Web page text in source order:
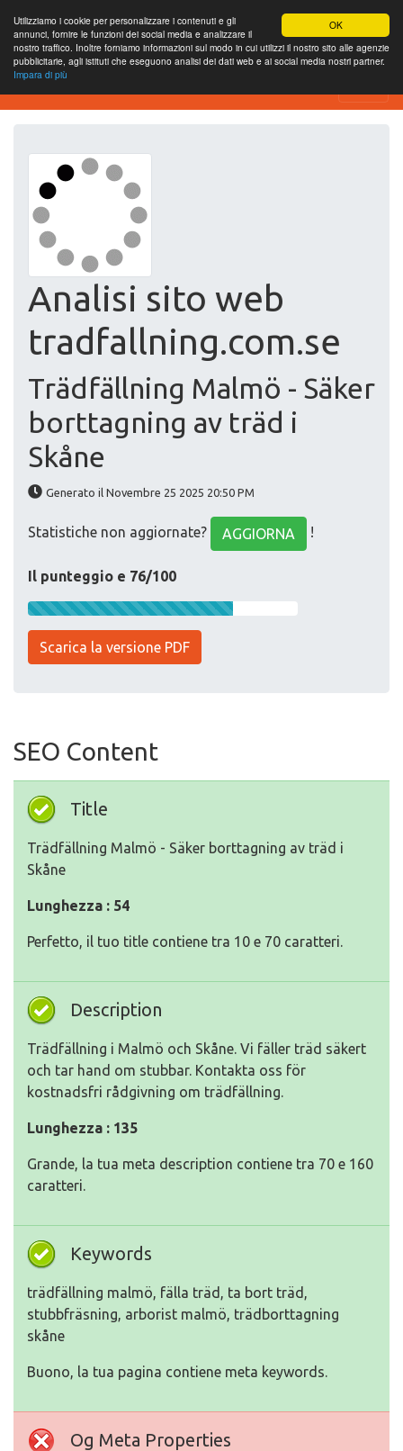
OK
Utilizziamo i cookie per personalizzare i contenuti e gli
annunci, fornire le funzioni dei social media e analizzare il
nostro traffico. Inoltre forniamo informazioni sul modo in cui utilizzi il nostro sito alle agenzie
pubblicitarie, agli istituti che eseguono analisi dei dati web e ai social media nostri partner.
Impara di più
Free SEO Testing Tool
Analisi sito web
tradfallning.com.se
Trädfällning Malmö - Säker
borttagning av träd i
Skåne
Generato il Novembre 25 2025 20:50 PM
Statistiche non aggiornate? AGGIORNA !
Il punteggio e 76/100
Scarica la versione PDF
SEO Content
Title
Trädfällning Malmö - Säker borttagning av träd i
Skåne
Lunghezza : 54
Perfetto, il tuo title contiene tra 10 e 70 caratteri.
Description
Trädfällning i Malmö och Skåne. Vi fäller träd säkert
och tar hand om stubbar. Kontakta oss för
kostnadsfri rådgivning om trädfällning.
Lunghezza : 135
Grande, la tua meta description contiene tra 70 e 160
caratteri.
Keywords
trädfällning malmö, fälla träd, ta bort träd,
stubbfräsning, arborist malmö, trädborttagning
skåne
Buono, la tua pagina contiene meta keywords.
Og Meta Properties